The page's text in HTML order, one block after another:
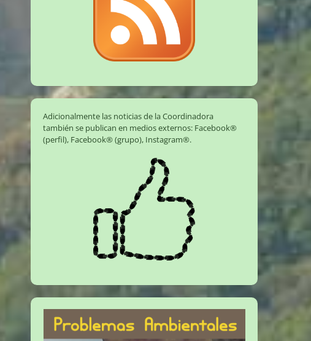
Adicionalmente las noticias de la Coordinadora
también se publican en medios externos: Facebook®
(perfil), Facebook® (grupo), Instagram®.